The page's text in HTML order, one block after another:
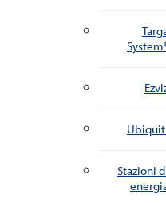
Stazioni